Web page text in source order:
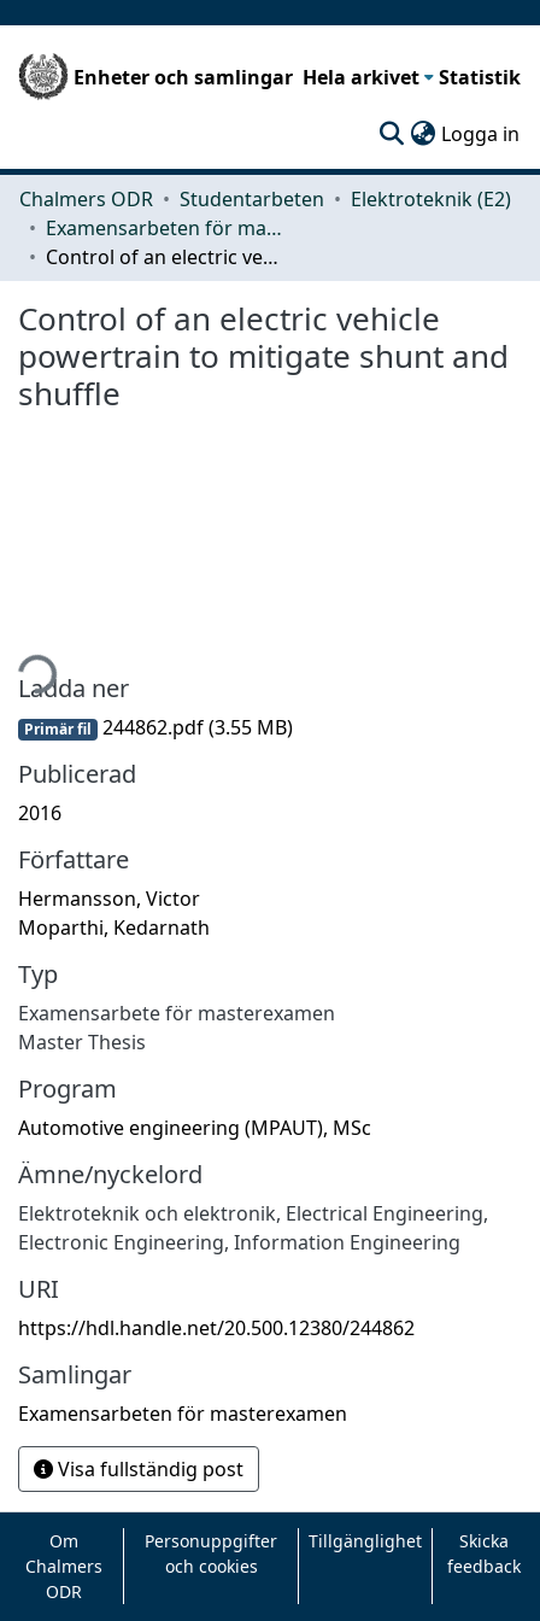
Enheter och samlingar Hela arkivet Statistik
Logga in
Chalmers ODR Studentarbeten
Elektroteknik (E2)
Examensarbeten för masterexamen
Control of an electric vehicle powertrain to mitigate shunt and shuffle
Control of an electric vehicle
powertrain to mitigate shunt and
shuffle
Ladda ner
Primär fil 244862.pdf(3.55 MB)
Publicerad
2016
Författare
Hermansson, Victor
Moparthi, Kedarnath
Typ
Examensarbete för masterexamen
Master Thesis
Program
Automotive engineering (MPAUT), MSc
Ämne/nyckelord
Elektroteknik och elektronik, Electrical Engineering,
Electronic Engineering, Information Engineering
URI
https://hdl.handle.net/20.500.12380/244862
Samlingar
Examensarbeten för masterexamen
Visa fullständig post
Om
Chalmers
ODR
Personuppgifter
och cookies
Tillgänglighet
Skicka
feedback